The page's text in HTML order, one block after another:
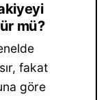
mü?
fakat
göre